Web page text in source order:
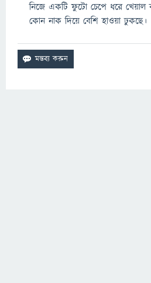
নিজে একটি ফুটো চেপে ধরে
কোন নাক দিয়ে বেশি হাওয়া ঢুকছে।